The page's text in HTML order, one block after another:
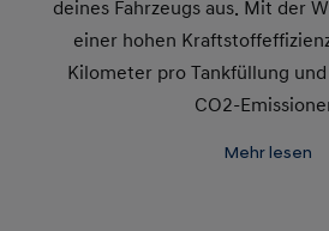
deines Fahrzeugs aus. Mit der
einer hohen
Kilometer pro Tankfüllung
CO2-
Das Reifenlabel hat fünfMehr lesen